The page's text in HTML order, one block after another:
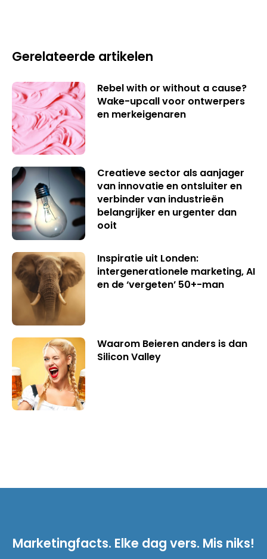
Gerelateerde artikelen
Rebel with or without a cause?
Wake-upcall voor ontwerpers
en merkeigenaren
Creatieve sector als aanjager
van innovatie en ontsluiter en
verbinder van industrieën
belangrijker en urgenter dan
ooit
Inspiratie uit Londen:
intergenerationele marketing, AI
en de ‘vergeten’ 50+-man
Waarom Beieren anders is dan
Silicon Valley
Marketingfacts. Elke dag vers. Mis niks!